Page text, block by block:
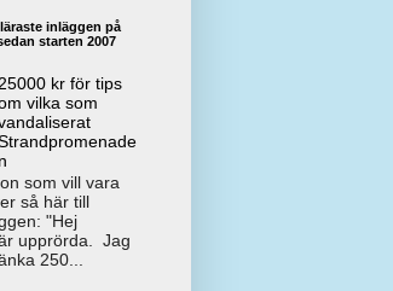
inläggen på
starten 2007
25000 kr för tips
vilka som
n
som vill vara
så här till
"Hej
upprörda. Jag
250...